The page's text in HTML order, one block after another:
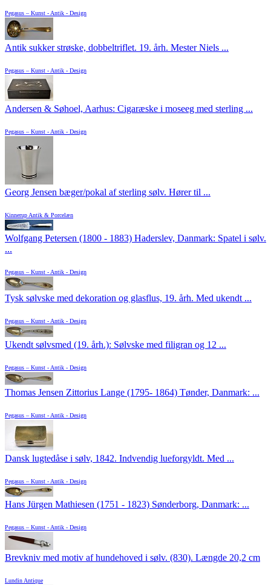
Pegasus – Kunst - Antik - Design
Antik sukker strøske, dobbeltriflet. 19. årh. Mester Niels ...
Pegasus – Kunst - Antik - Design
Andersen & Søhoel, Aarhus: Cigaræske i moseeg med sterling ...
Pegasus – Kunst - Antik - Design
Georg Jensen bæger/pokal af sterling sølv. Hører til ...
Kinnerup Antik & Porcelæn
Wolfgang Petersen (1800 - 1883) Haderslev, Danmark: Spatel i sølv.
...
Pegasus – Kunst - Antik - Design
Tysk sølvske med dekoration og glasflus, 19. årh. Med ukendt ...
Pegasus – Kunst - Antik - Design
Ukendt sølvsmed (19. årh.): Sølvske med filigran og 12 ...
Pegasus – Kunst - Antik - Design
Thomas Jensen Zittorius Lange (1795- 1864) Tønder, Danmark: ...
Pegasus – Kunst - Antik - Design
Dansk lugtedåse i sølv, 1842. Indvendig lueforgyldt. Med ...
Pegasus – Kunst - Antik - Design
Hans Jürgen Mathiesen (1751 - 1823) Sønderborg, Danmark: ...
Pegasus – Kunst - Antik - Design
Brevkniv med motiv af hundehoved i sølv. (830). Længde 20,2 cm
Lundin Antique